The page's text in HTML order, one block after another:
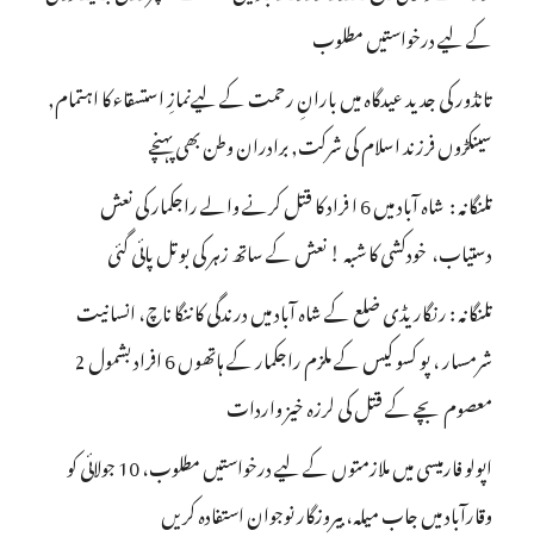
کے لیے درخواستیں مطلوب
تانڈور کی جدید عیدگاہ میں بارانِ رحمت کے لیےنمازِ استسقاء کا اہتمام,
سینکڑوں فرزند اسلام کی شرکت, برادران وطن بھی پہنچے
تلنگانہ : شاہ آباد میں 6 ا فراد کا قتل کرنے والے راجکمار کی نعش
دستیاب، خودکشی کا شبہ ! نعش کے ساتھ زہر کی بوتل پائی گئی
تلنگانہ : رنگاریڈی ضلع کے شاہ آباد میں درندگی کا ننگا ناچ، انسانیت
شرمسار ، پو کسو کیس کے ملزم راجکمار کے ہاتھوں 6 افراد بشمول 2
معصوم بچے کے قتل کی لرزہ خیز واردات
اپولو فارمیسی میں ملازمتوں کے لیے درخواستیں مطلوب، 10 جولائی کو
وقارآباد میں جاب میلہ، بیروزگار نوجوان استفادہ کریں